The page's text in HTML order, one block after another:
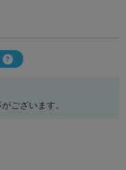
ございます。